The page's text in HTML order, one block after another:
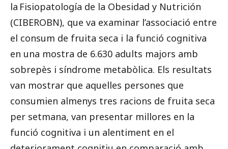
la Fisiopatología de la Obesidad y Nutrición
(CIBEROBN), que va examinar l’associació entre
el consum de fruita seca i la funció cognitiva
en una mostra de 6.630 adults majors amb
sobrepès i síndrome metabòlica. Els resultats
van mostrar que aquelles persones que
consumien almenys tres racions de fruita seca
per setmana, van presentar millores en la
funció cognitiva i un alentiment en el